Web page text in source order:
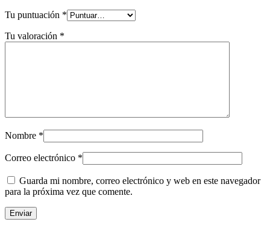
Tu puntuación *
Tu valoración *
Nombre *
Correo electrónico *
Guarda mi nombre, correo electrónico y web en este navegador
para la próxima vez que comente.